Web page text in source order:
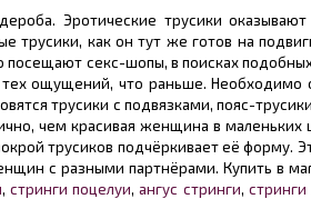
Эротические трусики
трусики, как он тут же готов на
посещают секс-шопы, в поисках
тех ощущений, что раньше. Необходимо
трусики с подвязками, пояс-
чем красивая женщина в маленьких
трусиков подчёркивает её форму.
с разными партнёрами. Купить в
,стринги поцелуи,ангус стринги,